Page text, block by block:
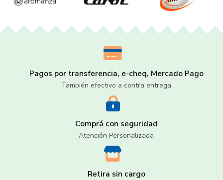
Pagos por transferencia, e-cheq, Mercado Pago
También efectivo a contra entrega
Comprá con seguridad
Atención Personalizada
Retira sin cargo